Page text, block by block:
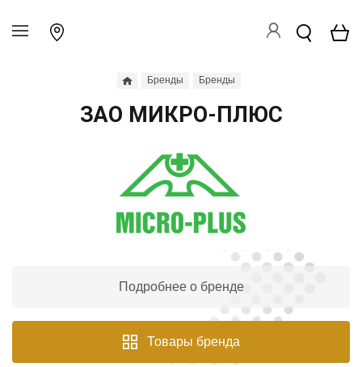
Бренды Бренды
ЗАО МИКРО-ПЛЮС
Подробнее о бренде
Товары бренда